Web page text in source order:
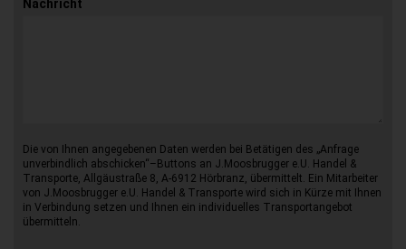
Nachricht
Die von Ihnen angegebenen Daten werden bei Betätigen des „Anfrage
unverbindlich abschicken“–Buttons an J.Moosbrugger e.U. Handel &
Transporte, Allgäustraße 8, A-6912 Hörbranz, übermittelt. Ein Mitarbeiter
von J.Moosbrugger e.U. Handel & Transporte wird sich in Kürze mit Ihnen
in Verbindung setzen und Ihnen ein individuelles Transportangebot
übermitteln.